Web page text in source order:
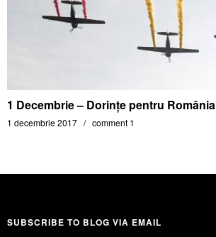
1 Decembrie – Dorințe pentru România
1 decembrie 2017 comment 1
SUBSCRIBE TO BLOG VIA EMAIL